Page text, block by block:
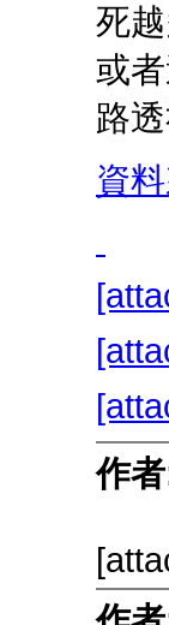
死
或
路
資
作